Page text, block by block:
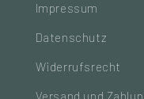
Impressum
Datenschutz
Widerrufsrecht
Versand und